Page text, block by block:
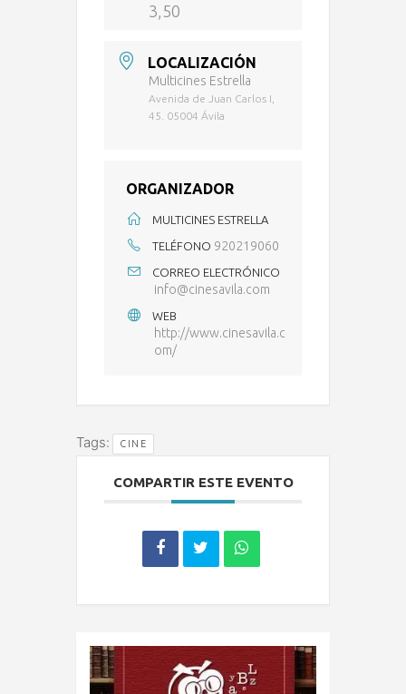
3,50
LOCALIZACIÓN
Multicines Estrella
Avenida de Juan Carlos I,
45. 05004 Ávila
ORGANIZADOR
MULTICINES ESTRELLA
TELÉFONO 920219060
CORREO ELECTRÓNICO
info@cinesavila.com
WEB
http://www.cinesavila.c
om/
Tags: CINE
COMPARTIR ESTE EVENTO